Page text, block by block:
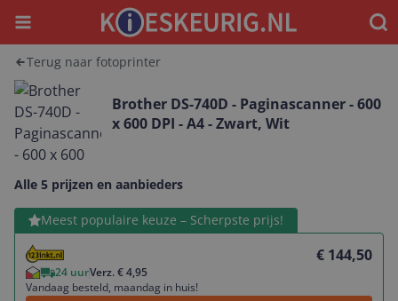
Menu
Terug naar fotoprinter
Brother DS-740D - Paginascanner - 600
x 600 DPI - A4 - Zwart, Wit
Alle 5 prijzen en aanbieders
Meest populaire keuze – Scherpste prijs!
€ 144,50
24 uurVerz. € 4,95
Vandaag besteld, maandag in huis!
Bekijk product